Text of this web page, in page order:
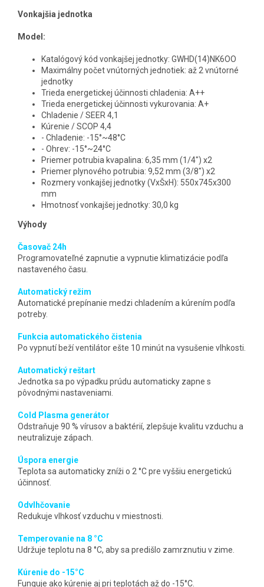
Vonkajšia jednotka
Model:
Katalógový kód vonkajšej jednotky: GWHD(14)NK6OO
Maximálny počet vnútorných jednotiek: až 2 vnútorné
jednotky
Trieda energetickej účinnosti chladenia: A++
Trieda energetickej účinnosti vykurovania: A+
Chladenie / SEER 4,1
Kúrenie / SCOP 4,4
- Chladenie: -15°~48°C
- Ohrev: -15°~24°C
Priemer potrubia kvapalina: 6,35 mm (1/4") x2
Priemer plynového potrubia: 9,52 mm (3/8") x2
Rozmery vonkajšej jednotky (VxŠxH): 550x745x300
mm
Hmotnosť vonkajšej jednotky: 30,0 kg
Výhody
Časovač 24h
Programovateľné zapnutie a vypnutie klimatizácie podľa
nastaveného času.
Automatický režim
Automatické prepínanie medzi chladením a kúrením podľa
potreby.
Funkcia automatického čistenia
Po vypnutí beží ventilátor ešte 10 minút na vysušenie vlhkosti.
Automatický reštart
Jednotka sa po výpadku prúdu automaticky zapne s
pôvodnými nastaveniami.
Cold Plasma generátor
Odstraňuje 90 % vírusov a baktérií, zlepšuje kvalitu vzduchu a
neutralizuje zápach.
Úspora energie
Teplota sa automaticky zníži o 2 °C pre vyššiu energetickú
účinnosť.
Odvlhčovanie
Redukuje vlhkosť vzduchu v miestnosti.
Temperovanie na 8 °C
Udržuje teplotu na 8 °C, aby sa predišlo zamrznutiu v zime.
Kúrenie do -15°C
Funguje ako kúrenie aj pri teplotách až do -15°C.